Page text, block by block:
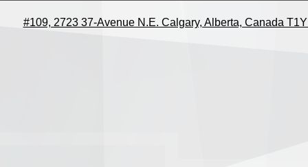
#109, 2723 37-Avenue N.E. Calgary, Alberta, Canada